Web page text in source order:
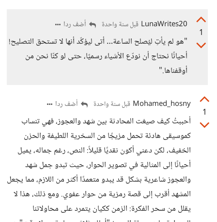
1
LunaWrites20 قبل سنة واحدة أضف ردا
"هو لم يأتِ ليُصلح الساعة… أتى ليؤكّد أنها لا تستحق التصليح!
أحيانًا نحتاج أن نودّع الأشياء رسميًا، حتى لو كنّا نحن من
أوقفناها."
1
Mohamed_hosny قبل سنة واحدة أضف ردا
أحببتُ كيف صيغت المحادثة بين شهد والعجوز، فهي تنساب
كموسيقى هادئة تحمل مزيجًا من السخرية اللطيفة والحزن
الخفيف، لكن دعني أكون نقديًا قليلاً: النص، رغم جماله، يميل
أحيانًا إلى المثالية في تصوير الحوار، حيث تبدو جمل شهد
والعجوز شاعرية بشكل قد يبدو متعمدًا أكثر من اللازم، مما يجعل
المشهد أقرب إلى قصة رمزية من حوار عفوي. ومع ذلك، هذا لا
يقلل من سحر الفكرة: الزمن ككيان يتمرد على محاولاتنا